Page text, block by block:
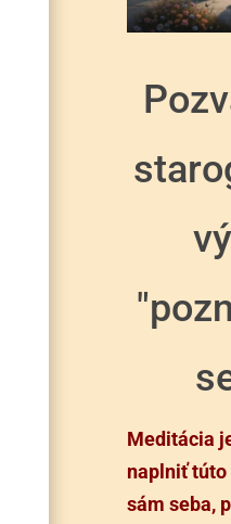
Meditácia
naplniť túto
sám seba,